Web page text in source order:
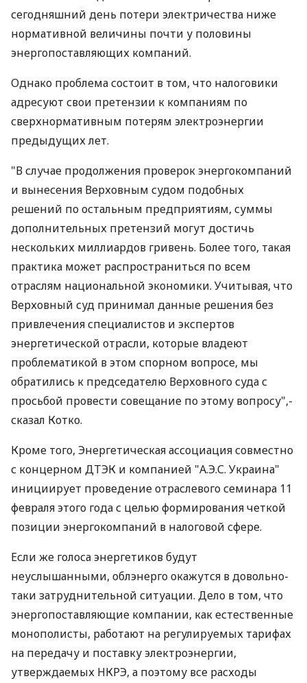
сегодняшний день потери электричества ниже
нормативной величины почти у половины
энергопоставляющих компаний.
Однако проблема состоит в том, что налоговики
адресуют свои претензии к компаниям по
сверхнормативным потерям электроэнергии
предыдущих лет.
"В случае продолжения проверок энергокомпаний
и вынесения Верховным судом подобных
решений по остальным предприятиям, суммы
дополнительных претензий могут достичь
нескольких миллиардов гривень. Более того, такая
практика может распространиться по всем
отраслям национальной экономики. Учитывая, что
Верховный суд принимал данные решения без
привлечения специалистов и экспертов
энергетической отрасли, которые владеют
проблематикой в этом спорном вопросе, мы
обратились к председателю Верховного суда с
просьбой провести совещание по этому вопросу",-
сказал Котко.
Кроме того, Энергетическая ассоциация совместно
с концерном ДТЭК и компанией "А.Э.С. Украина"
инициирует проведение отраслевого семинара 11
февраля этого года с целью формирования четкой
позиции энергокомпаний в налоговой сфере.
Если же голоса энергетиков будут
неуслышанными, облэнерго окажутся в довольно-
таки затруднительной ситуации. Дело в том, что
энергопоставляющие компании, как естественные
монополисты, работают на регулируемых тарифах
на передачу и поставку электроэнергии,
утверждаемых НКРЭ, а поэтому все расходы